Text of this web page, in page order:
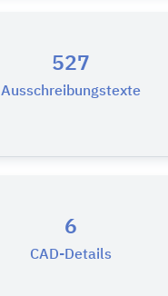
527
Ausschreibungstexte
6
CAD-Details